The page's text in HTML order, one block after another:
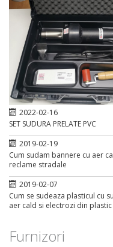
2022-02-16
SET SUDURA PRELATE PVC
2019-02-19
Cum sudam bannere cu aer
reclame stradale
2019-02-07
Cum se sudeaza plasticul cu
aer cald si electrozi din plastic
Furnizori